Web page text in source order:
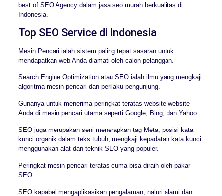
best of SEO Agency dalam jasa seo murah berkualitas di
Indonesia.
Top SEO Service di Indonesia
Mesin Pencari ialah sistem paling tepat sasaran untuk
mendapatkan web Anda diamati oleh calon pelanggan.
Search Engine Optimization atau SEO ialah ilmu yang mengkaji
algoritma mesin pencari dan perilaku pengunjung.
Gunanya untuk menerima peringkat teratas website website
Anda di mesin pencari utama seperti Google, Bing, dan Yahoo.
SEO juga merupakan seni menerapkan tag Meta, posisi kata
kunci organik dalam teks tubuh, mengkaji kepadatan kata kunci
menggunakan alat dan teknik SEO yang populer.
Peringkat mesin pencari teratas cuma bisa diraih oleh pakar
SEO.
SEO kapabel mengaplikasikan pengalaman, naluri alami dan